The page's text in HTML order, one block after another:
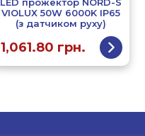
VIOLUX 50W 6000K IP65
(з датчиком руху)
1,061.80 грн.